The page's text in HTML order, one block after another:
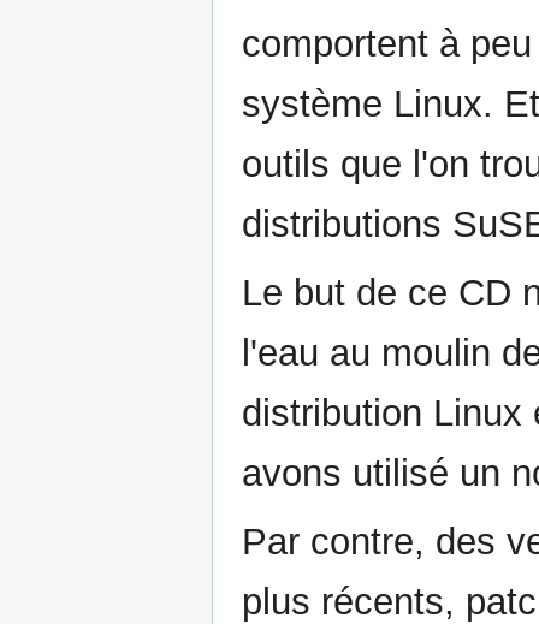
comportent à
système Linux.
outils que l'on
distributions
Le but de ce CD
l'eau au moulin
distribution Linux
avons utilisé un
Par contre, des
plus récents,